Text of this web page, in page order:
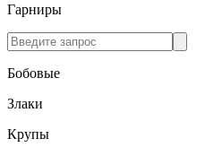
Гарниры
Бобовые
Злаки
Крупы